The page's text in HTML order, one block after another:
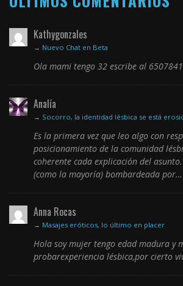
Kathygonzales
→ Nuevo Chat en Beta
Ola mami tengo 32 escribe al
Analía
→ Socorro, la identidad lésbica se está
Es la primera vez que leo algo con
posicionamiento de la comunidad
coherente cada explicación del asunto.
(como la mayoría) bombardeada por…
Anna Rocas
→ Masajes eróticos, lo último en placer
Hola soy mujer tengo edad madura y
probarexperiencia lésbica,por cierto